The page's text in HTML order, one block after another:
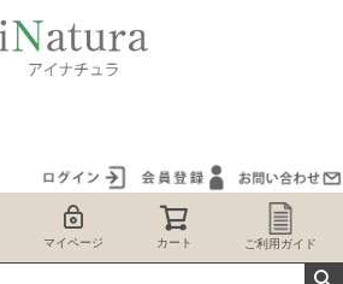
マイページ カート ご利用ガイド